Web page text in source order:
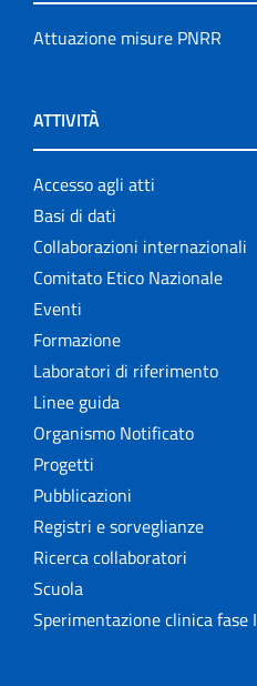
Attuazione misure PNRR
ATTIVITÀ
Accesso agli atti
Basi di dati
Collaborazioni internazionali
Comitato Etico Nazionale
Eventi
Formazione
Laboratori di riferimento
Linee guida
Organismo Notificato
Progetti
Pubblicazioni
Registri e sorveglianze
Ricerca collaboratori
Scuola
Sperimentazione clinica fase I